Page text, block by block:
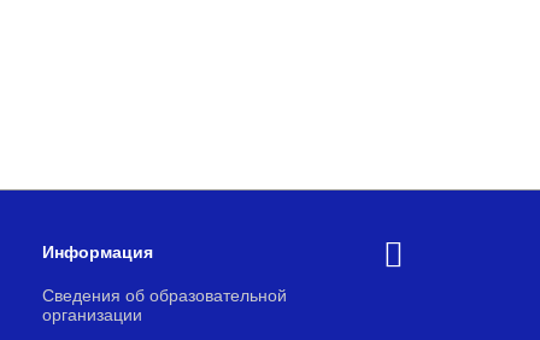
Информация
Сведения об образовательной
организации